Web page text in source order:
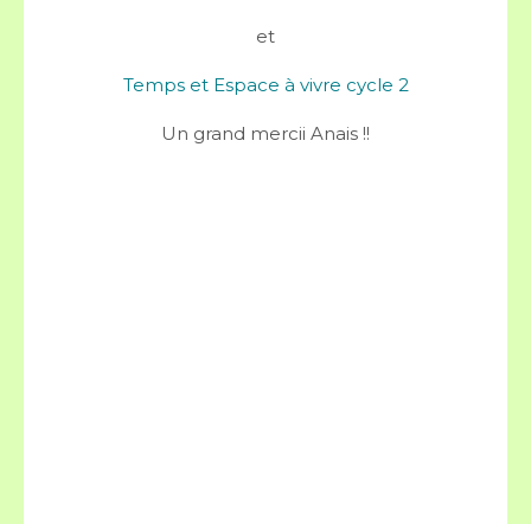
et
Temps et Espace à vivre cycle 2
Un grand mercii Anais !!